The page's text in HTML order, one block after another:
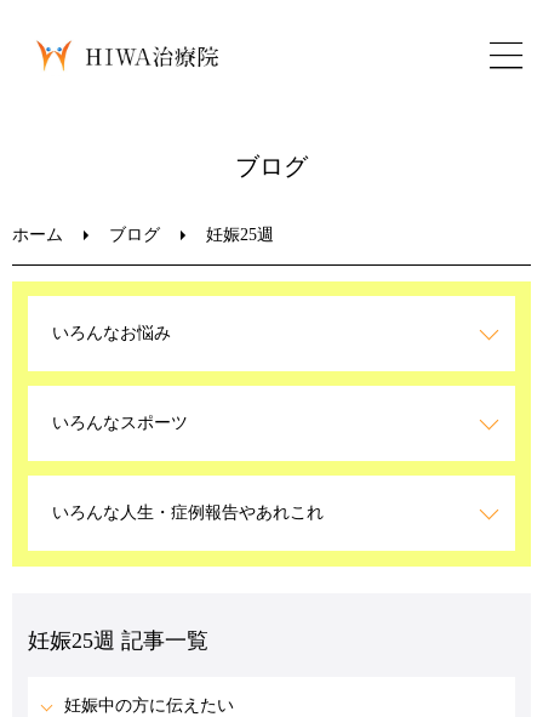
LINEお問い合わせ
ブログ
ホーム ブログ 妊娠25週
いろんなお悩み
いろんなスポーツ
いろんな人生・症例報告やあれこれ
妊娠25週 記事一覧
妊娠中の方に伝えたい